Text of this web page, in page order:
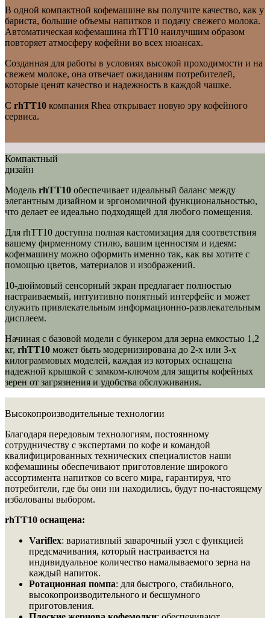
В одной компактной кофемашине вы получите качество, как у
бариста, большие объемы напитков и подачу свежего молока.
Автоматическая кофемашина rhTT10 наилучшим образом
повторяет атмосферу кофейни во всех нюансах.
Созданная для работы в условиях высокой проходимости и на
свежем молоке, она отвечает ожиданиям потребителей,
которые ценят качество и надежность в каждой чашке.
С rhTT10 компания Rhea открывает новую эру кофейного
сервиса.
Компактный
дизайн
Модель rhTT10 обеспечивает идеальный баланс между
элегантным дизайном и эргономичной функциональностью,
что делает ее идеально подходящей для любого помещения.
Для rhTT10 доступна полная кастомизация для соответствия
вашему фирменному стилю, вашим ценностям и идеям:
кофнмашину можно оформить именно так, как вы хотите с
помощью цветов, материалов и изображений.
10-дюймовый сенсорный экран предлагает полностью
настраиваемый, интуитивно понятный интерфейс и может
служить привлекательным информационно-развлекательным
дисплеем.
Начиная с базовой модели с бункером для зерна емкостью 1,2
кг, rhTT10 может быть модернизирована до 2-х или 3-х
килограммовых моделей, каждая из которых оснащена
надежной крышкой с замком-ключом для защиты кофейных
зерен от загрязнения и удобства обслуживания.
Высокопроизводительные технологии
Благодаря передовым технологиям, постоянному
сотрудничеству с экспертами по кофе и командой
квалифицированных технических специалистов наши
кофемашины обеспечивают приготовление широкого
ассортимента напитков со всего мира, гарантируя, что
потребители, где бы они ни находились, будут по-настоящему
избалованы выбором.
rhTT10 оснащена:
Variflex: вариативный заварочный узел с функцией
предсмачивания, который настраивается на
индивидуальное количество намалываемого зерна на
каждый напиток.
Ротационная помпа: для быстрого, стабильного,
высокопроизводительного и бесшумного
приготовления.